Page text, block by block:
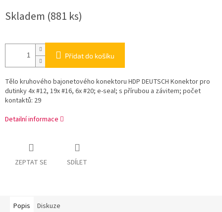
cena:
Skladem (881 ks)
Přidat do košíku
Tělo kruhového bajonetového konektoru HDP DEUTSCH Konektor pro
dutinky 4x #12, 19x #16, 6x #20; e-seal; s přírubou a závitem; počet
kontaktů: 29
Detailní informace
ZEPTAT SE SDÍLET
Popis Diskuze